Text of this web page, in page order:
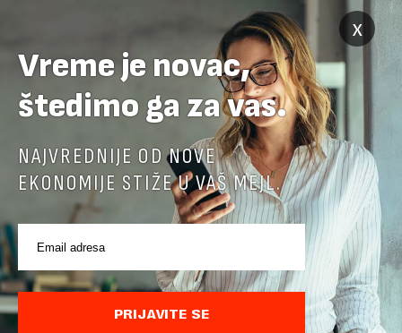
Sajt je zaštićen pomocu reCaptcha i Google.Google Politika
Google Uslovi Korišćenjasu primenjeni.
x
Vreme je novac,
štedimo ga za vas.
NAJVREDNIJE OD NOVE
EKONOMIJE STIŽE U VAŠ MEJL.
PRIJAVITE SE